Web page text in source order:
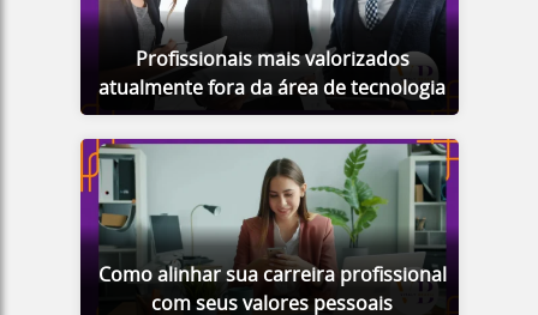
Profissionais mais valorizados
atualmente fora da área de tecnologia
Como alinhar sua carreira profissional
com seus valores pessoais